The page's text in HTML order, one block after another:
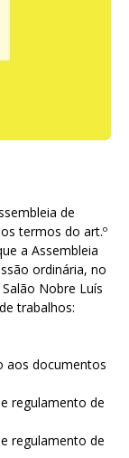
de
termos do art.º
a Assembleia
ordinária, no
Nobre Luís
trabalhos:
aos documentos
regulamento de
regulamento de